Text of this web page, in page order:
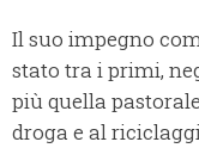
Il suo impegno
stato tra i primi,
più quella
droga e al